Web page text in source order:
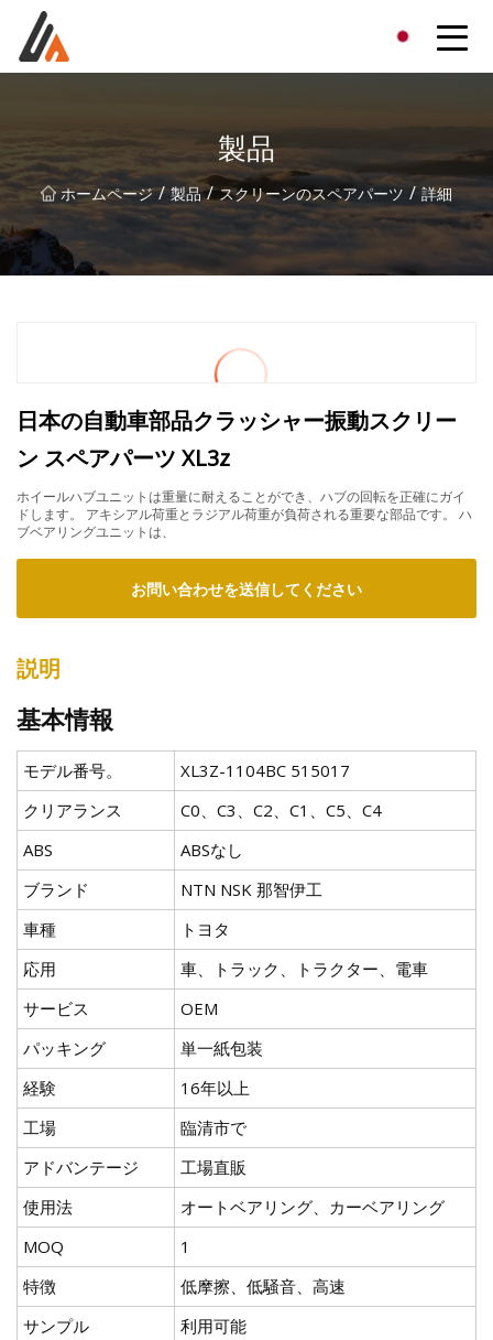
製品
ホームページ / 製品 / スクリーンのスペアパーツ / 詳細
日本の自動車部品クラッシャー振動スクリー
ン スペアパーツ XL3z
ホイールハブユニットは重量に耐えることができ、ハブの回転を正確にガイ
ドします。 アキシアル荷重とラジアル荷重が負荷される重要な部品です。 ハ
ブベアリングユニットは、
お問い合わせを送信してください
説明
基本情報
モデル番号。
XL3Z-1104BC 515017
クリアランス
C0、C3、C2、C1、C5、C4
ABS
ABSなし
ブランド
NTN NSK 那智伊工
車種
トヨタ
応用
車、トラック、トラクター、電車
サービス
OEM
パッキング
単一紙包装
経験
16年以上
工場
臨清市で
アドバンテージ
工場直販
使用法
オートベアリング、カーベアリング
MOQ
1
特徴
低摩擦、低騒音、高速
サンプル
利用可能